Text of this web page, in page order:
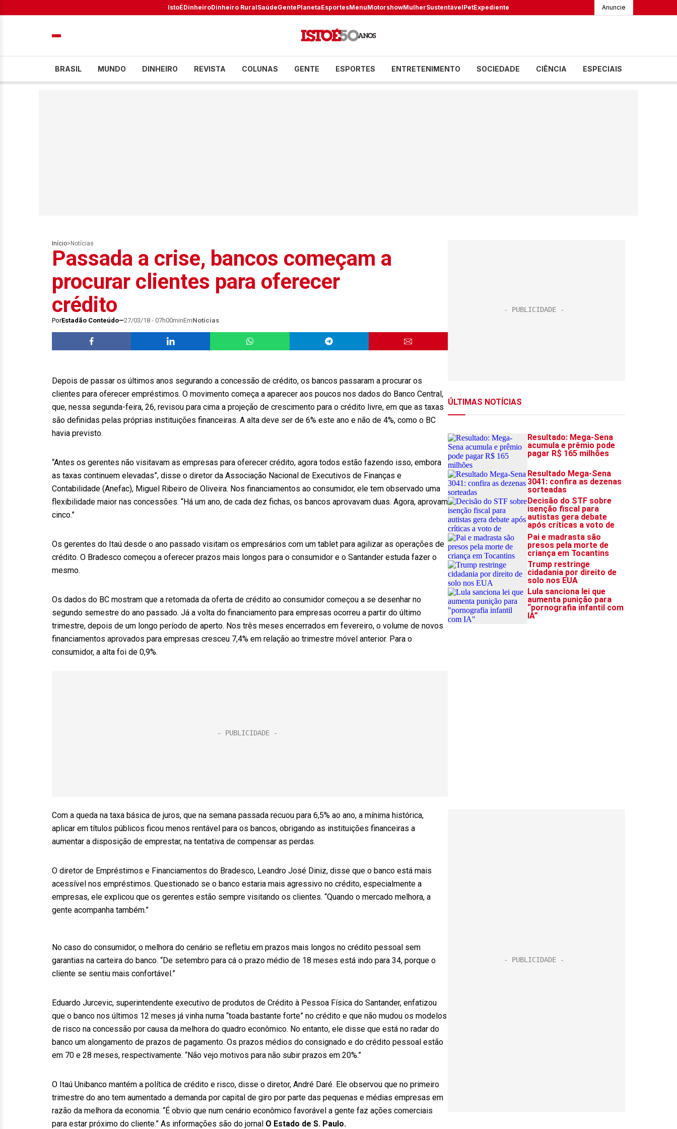
IstoÉDinheiroDinheiro RuralSaúdeGentePlanetaEsportesMenuMotorshowMulherSustentávelPetExpediente Anuncie
BRASIL MUNDO DINHEIRO REVISTA COLUNAS GENTE ESPORTES ENTRETENIMENTO SOCIEDADE CIÊNCIA ESPECIAIS
Início> Notícias
Passada a crise, bancos começam a
procurar clientes para oferecer
crédito
PorEstadão Conteúdo 27/03/18 - 07h00minEmNotícias
Depois de passar os últimos anos segurando a concessão de crédito, os bancos passaram a procurar os
clientes para oferecer empréstimos. O movimento começa a aparecer aos poucos nos dados do Banco Central,
que, nessa segunda-feira, 26, revisou para cima a projeção de crescimento para o crédito livre, em que as taxas
são definidas pelas próprias instituições financeiras. A alta deve ser de 6% este ano e não de 4%, como o BC
havia previsto.
“Antes os gerentes não visitavam as empresas para oferecer crédito, agora todos estão fazendo isso, embora
as taxas continuem elevadas”, disse o diretor da Associação Nacional de Executivos de Finanças e
Contabilidade (Anefac), Miguel Ribeiro de Oliveira. Nos financiamentos ao consumidor, ele tem observado uma
flexibilidade maior nas concessões. “Há um ano, de cada dez fichas, os bancos aprovavam duas. Agora, aprovam
cinco.”
Os gerentes do Itaú desde o ano passado visitam os empresários com um tablet para agilizar as operações de
crédito. O Bradesco começou a oferecer prazos mais longos para o consumidor e o Santander estuda fazer o
mesmo.
Os dados do BC mostram que a retomada da oferta de crédito ao consumidor começou a se desenhar no
segundo semestre do ano passado. Já a volta do financiamento para empresas ocorreu a partir do último
trimestre, depois de um longo período de aperto. Nos três meses encerrados em fevereiro, o volume de novos
financiamentos aprovados para empresas cresceu 7,4% em relação ao trimestre móvel anterior. Para o
consumidor, a alta foi de 0,9%.
Com a queda na taxa básica de juros, que na semana passada recuou para 6,5% ao ano, a mínima histórica,
aplicar em títulos públicos ficou menos rentável para os bancos, obrigando as instituições financeiras a
aumentar a disposição de emprestar, na tentativa de compensar as perdas.
O diretor de Empréstimos e Financiamentos do Bradesco, Leandro José Diniz, disse que o banco está mais
acessível nos empréstimos. Questionado se o banco estaria mais agressivo no crédito, especialmente a
empresas, ele explicou que os gerentes estão sempre visitando os clientes. “Quando o mercado melhora, a
gente acompanha também.”
No caso do consumidor, o melhora do cenário se refletiu em prazos mais longos no crédito pessoal sem
garantias na carteira do banco. “De setembro para cá o prazo médio de 18 meses está indo para 34, porque o
cliente se sentiu mais confortável.”
Eduardo Jurcevic, superintendente executivo de produtos de Crédito à Pessoa Física do Santander, enfatizou
que o banco nos últimos 12 meses já vinha numa “toada bastante forte” no crédito e que não mudou os modelos
de risco na concessão por causa da melhora do quadro econômico. No entanto, ele disse que está no radar do
banco um alongamento de prazos de pagamento. Os prazos médios do consignado e do crédito pessoal estão
em 70 e 28 meses, respectivamente. “Não vejo motivos para não subir prazos em 20%.”
O Itaú Unibanco mantém a política de crédito e risco, disse o diretor, André Daré. Ele observou que no primeiro
trimestre do ano tem aumentado a demanda por capital de giro por parte das pequenas e médias empresas em
razão da melhora da economia. “É obvio que num cenário econômico favorável a gente faz ações comerciais
para estar próximo do cliente.” As informações são do jornal O Estado de S. Paulo.